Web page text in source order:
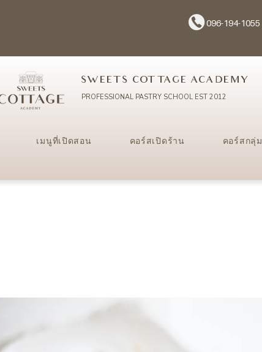
096-194-1055
SWEETS COTTAGE ACADEMY
PROFESSIONAL PASTRY SCHOOL EST 2012
เมนูที่เปิดสอน คอร์สเปิดร้าน คอร์สกลุ่ม